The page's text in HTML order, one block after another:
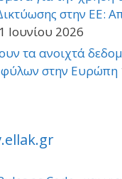
στην ΕΕ:
Ιουνίου 2026
τα ανοιχτά
φύλων στην Ευρώπη